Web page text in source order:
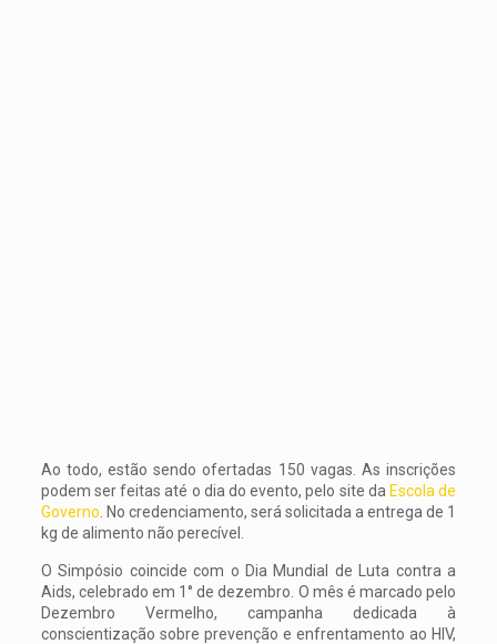
Ao todo, estão sendo ofertadas 150 vagas. As inscrições
podem ser feitas até o dia do evento, pelo site da Escola de
Governo . No credenciamento, será solicitada a entrega de 1
kg de alimento não perecível.
O Simpósio coincide com o Dia Mundial de Luta contra a
Aids, celebrado em 1° de dezembro. O mês é marcado pelo
Dezembro Vermelho, campanha dedicada à
conscientização sobre prevenção e enfrentamento ao HIV,